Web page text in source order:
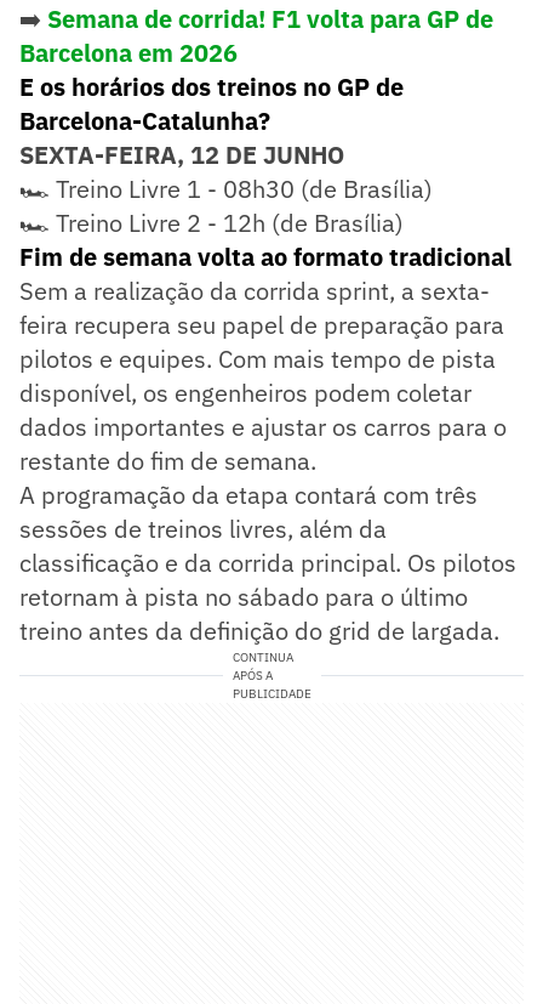
➡️ Semana de corrida! F1 volta para GP de
Barcelona em 2026
E os horários dos treinos no GP de
Barcelona-Catalunha?
SEXTA-FEIRA, 12 DE JUNHO
🏎️ Treino Livre 1 - 08h30 (de Brasília)
🏎️ Treino Livre 2 - 12h (de Brasília)
Fim de semana volta ao formato tradicional
Sem a realização da corrida sprint, a sexta-
feira recupera seu papel de preparação para
pilotos e equipes. Com mais tempo de pista
disponível, os engenheiros podem coletar
dados importantes e ajustar os carros para o
restante do fim de semana.
A programação da etapa contará com três
sessões de treinos livres, além da
classificação e da corrida principal. Os pilotos
retornam à pista no sábado para o último
treino antes da definição do grid de largada.
CONTINUA
APÓS A
PUBLICIDADE